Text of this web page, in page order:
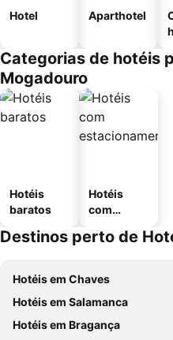
Hotel Aparthotel
Categorias de hotéis
Mogadouro
Hotéis
baratos
Hotéis
com
mento
Destinos perto de
Hotéis em Chaves
Hotéis em Salamanca
Hotéis em Bragança